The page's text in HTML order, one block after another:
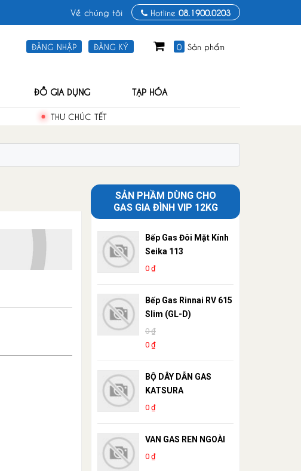
Về chúng tôi Hotline 08.1900.0203
ĐĂNG NHẬP ĐĂNG KÝ 0 Sản phẩm
ĐỒ GIA DỤNG TẠP HÓA
THƯ CHÚC TẾT
SẢN PHẦM DÙNG CHO
GAS GIA ĐÌNH VIP 12KG
Bếp Gas Đôi Mặt Kính
Seika 113
0 ₫
Bếp Gas Rinnai RV 615
Slim (GL-D)
0 ₫
0 ₫
BỘ DÂY DẪN GAS
KATSURA
0 ₫
VAN GAS REN NGOÀI
0 ₫